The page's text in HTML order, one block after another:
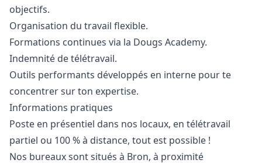
objectifs.
Organisation du travail flexible.
Formations continues via la Dougs Academy.
Indemnité de télétravail.
Outils performants développés en interne pour te
concentrer sur ton expertise.
Informations pratiques
Poste en présentiel dans nos locaux, en télétravail
partiel ou 100 % à distance, tout est possible !
Nos bureaux sont situés à Bron, à proximité